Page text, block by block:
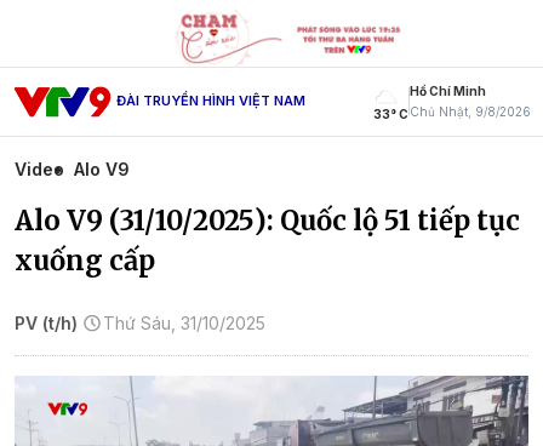
ĐÀI TRUYỀN HÌNH VIỆT NAM
33° C
Hồ Chí Minh
Chủ Nhật, 9/8/2026
Video Alo V9
Alo V9 (31/10/2025): Quốc lộ 51 tiếp tục
xuống cấp
PV (t/h) Thứ Sáu, 31/10/2025